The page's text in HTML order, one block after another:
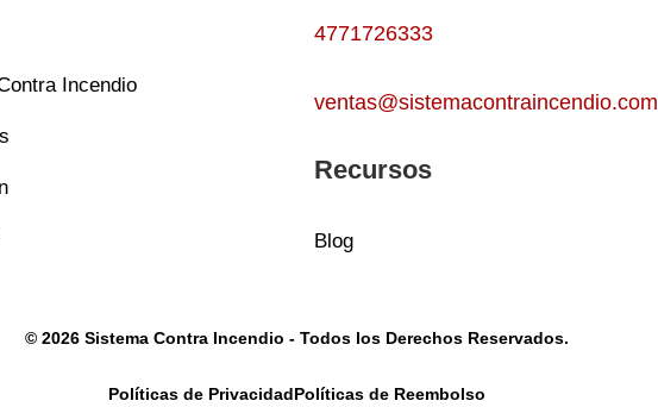
Incendio
4771726333
ventas@sistemacontraincendio.com
Recursos
Blog
© 2026 Sistema Contra Incendio - Todos los Derechos Reservados.
Políticas de PrivacidadPolíticas de Reembolso